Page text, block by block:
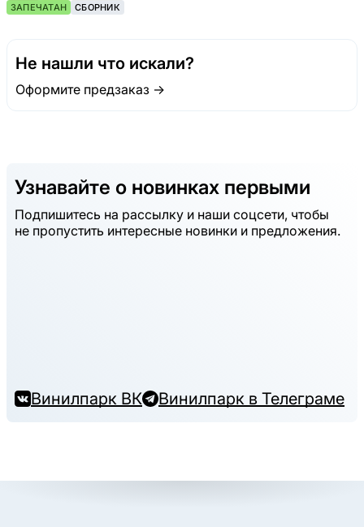
ЗАПЕЧАТАН
СБОРНИК
Не нашли что искали?
Оформите предзаказ →
Узнавайте о новинках первыми
Подпишитесь на рассылку и наши соцсети, чтобы
не пропустить интересные новинки и предложения.
Винилпарк ВК Винилпарк в Телеграме